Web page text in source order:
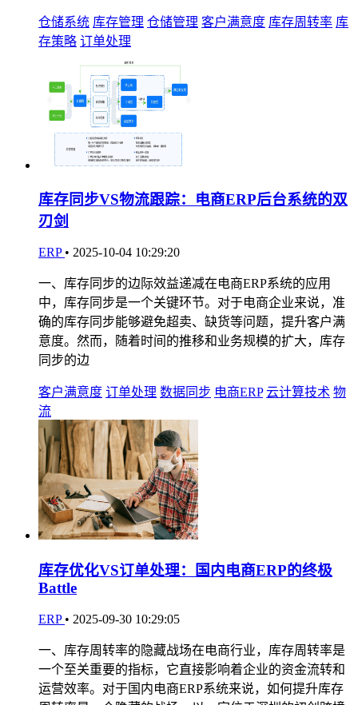
仓储系统 库存管理 仓储管理 客户满意度 库存周转率 库
存策略 订单处理
库存同步VS物流跟踪：电商ERP后台系统的双
刃剑
ERP • 2025-10-04 10:29:20
一、库存同步的边际效益递减在电商ERP系统的应用
中，库存同步是一个关键环节。对于电商企业来说，准
确的库存同步能够避免超卖、缺货等问题，提升客户满
意度。然而，随着时间的推移和业务规模的扩大，库存
同步的边
客户满意度 订单处理 数据同步 电商ERP 云计算技术 物
流
库存优化VS订单处理：国内电商ERP的终极
Battle
ERP • 2025-09-30 10:29:05
一、库存周转率的隐藏战场在电商行业，库存周转率是
一个至关重要的指标，它直接影响着企业的资金流转和
运营效率。对于国内电商ERP系统来说，如何提升库存